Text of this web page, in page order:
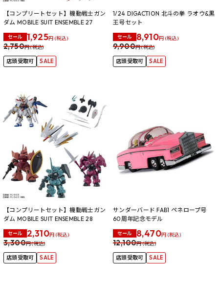
【コンプリートセット】機動戦士ガン
ダム MOBILE SUIT ENSEMBLE 27
セール 1,925円 (税込)
2,750円 (税込)
店頭受取可 SALE
1/24 DIGACTION 北斗の拳 ラオウ&黒
王号セット
セール 8,910円 (税込)
9,900円 (税込)
店頭受取可 SALE
【コンプリートセット】機動戦士ガン
ダム MOBILE SUIT ENSEMBLE 28
セール 2,310円 (税込)
3,300円 (税込)
店頭受取可 SALE
サンダーバード FAB1 ペネロープ号
60周年記念モデル
セール 8,470円 (税込)
12,100円 (税込)
店頭受取可 SALE